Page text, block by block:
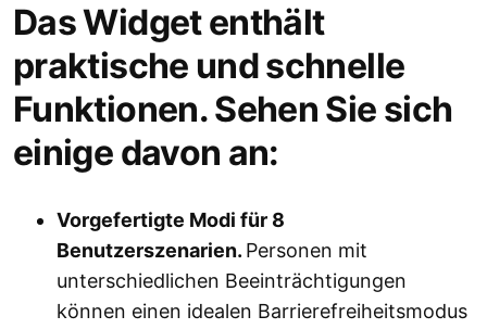
Das Widget enthält
praktische und schnelle
Funktionen. Sehen Sie sich
einige davon an:
Vorgefertigte Modi für 8
Benutzerszenarien. Personen mit
unterschiedlichen Beeinträchtigungen
können einen idealen Barrierefreiheitsmodus